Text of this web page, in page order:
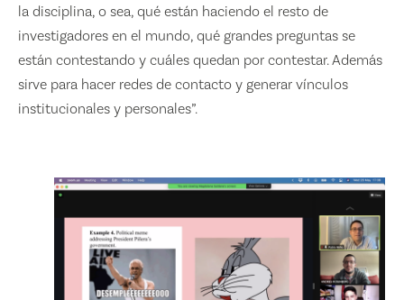
la disciplina, o sea, qué están haciendo el resto de
investigadores en el mundo, qué grandes preguntas se
están contestando y cuáles quedan por contestar. Además
sirve para hacer redes de contacto y generar vínculos
institucionales y personales”.